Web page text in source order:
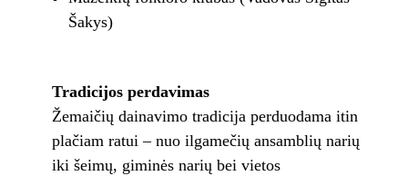
Šakys)
Tradicijos perdavimas
Žemaičių dainavimo tradicija perduodama itin
plačiam ratui – nuo ilgamečių ansamblių narių
iki šeimų, giminės narių bei vietos